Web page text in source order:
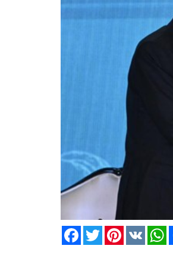
FacebookTwitterPinterest
VK